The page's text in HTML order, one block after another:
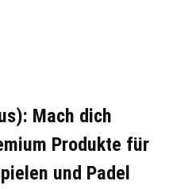
Mach dich
Produkte für
und Padel